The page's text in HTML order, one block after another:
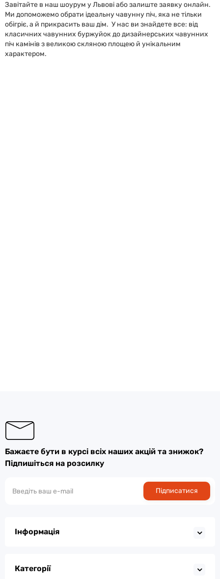
Завітайте в наш шоурум у Львові або залиште заявку онлайн.
Ми допоможемо обрати ідеальну чавунну піч, яка не тільки
обігріє, а й прикрасить ваш дім. У нас ви знайдете все: від
класичних чавунних буржуйок до дизайнерських чавунних
піч камінів з великою скляною площею й унікальним
характером.
Бажаєте бути в курсі всіх наших акцій та знижок?
Підпишіться на розсилку
Підписатися
Інформація
Категорії